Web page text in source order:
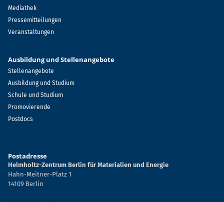
Mediathek
Pressemitteilungen
Veranstaltungen
Ausbildung und Stellenangebote
Stellenangebote
Ausbildung und Studium
Schule und Studium
Promovierende
Postdocs
Postadresse
Helmholtz-Zentrum Berlin für Materialien und Energie
Hahn-Meitner-Platz 1
14109 Berlin